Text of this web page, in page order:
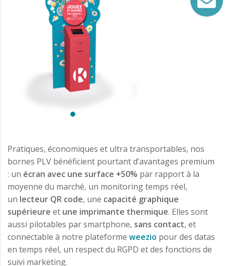
Pratiques, économiques et ultra transportables, nos
bornes PLV bénéficient pourtant d’avantages premium
: un écran avec une surface +50% par rapport à la
moyenne du marché, un monitoring temps réel,
un lecteur QR code, une capacité graphique
supérieure et une imprimante thermique. Elles sont
aussi pilotables par smartphone, sans contact, et
connectable à notre plateforme weezio pour des datas
en temps réel, un respect du RGPD et des fonctions de
suivi marketing.